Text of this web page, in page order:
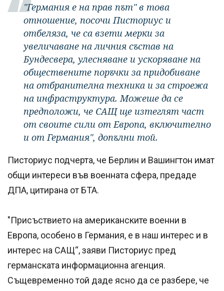
"Германия е на прав път" в това
отношение, посочи Писториус и
отбеляза, че са взети мерки за
увеличаване на личния състав на
Бундесвера, улесняване и ускоряване на
обществените поръчки за придобиване
на отбранителна техника и за строежа
на инфраструктура. Можеше да се
предположи, че САЩ ще изтеглят част
от своите сили от Европа, включително
и от Германия", допълни той.
Писториус подчерта, че Берлин и Вашингтон имат
общи интереси във военната сфера, предаде
ДПА, цитирана от БТА.
"Присъствието на американските военни в
Европа, особено в Германия, е в наш интерес и в
интерес на САЩ“, заяви Писториус пред
германската информационна агенция.
Същевременно той даде ясно да се разбере, че